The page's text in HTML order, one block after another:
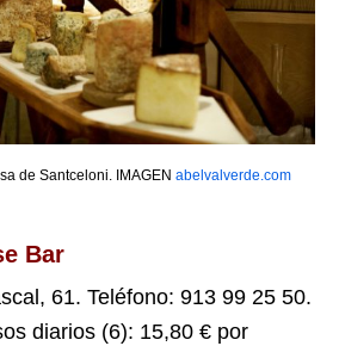
de Santceloni. IMAGEN abelvalverde.com
Bar
61. Teléfono: 913 99 25 50.
diarios (6): 15,80 € por